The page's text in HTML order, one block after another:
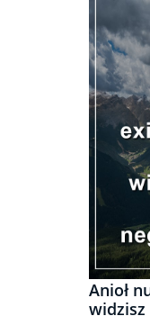
Anioł
widzisz